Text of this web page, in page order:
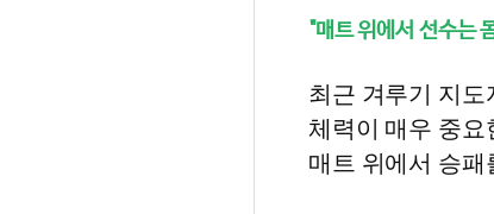
"매트 위에서 선수는
최근 겨루기 지도
체력이 매우 중요
매트 위에서 승패